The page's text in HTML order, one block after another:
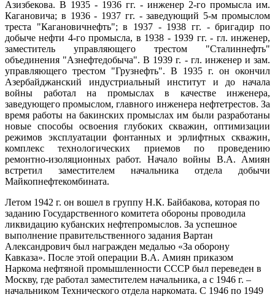
Азизбекова. В 1935 - 1936 гг. - инженер 2-го промысла им.
Кагановича; в 1936 - 1937 гг. - заведующий 5-м промыслом
треста "Кагановичнефть"; в 1937 - 1938 гг. - бригадир по
добыче нефти 4-го промысла, в 1938 - 1939 гг. - гл. инженер,
заместитель управляющего трестом "Сталиннефть"
объединения "Азнефтедобыча". В 1939 г. - гл. инженер и зам.
управляющего трестом "Грузнефть". В 1935 г. он окончил
Азербайджанский индустриальный институт и до начала
войны работал на промыслах в качестве инженера,
заведующего промыслом, главного инженера нефтетрестов. За
время работы на бакинских промыслах им были разработаны
новые способы освоения глубоких скважин, оптимизации
режимов эксплуатации фонтанных и эрлифтных скважин,
комплекс технологических приемов по проведению
ремонтно-изоляционных работ. Начало войны В.А. Амиян
встретил заместителем начальника отдела добычи
Майкопнефтекомбината.
Летом 1942 г. он вошел в группу Н.К. Байбакова, которая по
заданию Государственного комитета обороны проводила
ликвидацию кубанских нефтепромыслов. За успешное
выполнение правительственного задания Вартан
Александрович был награжден медалью «За оборону
Кавказа». После этой операции В.А. Амиян приказом
Наркома нефтяной промышленности СССР был переведен в
Москву, где работал заместителем начальника, а с 1946 г. –
начальником Технического отдела наркомата. С 1946 по 1949